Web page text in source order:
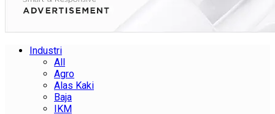
Industri
All
Agro
Alas Kaki
Baja
IKM